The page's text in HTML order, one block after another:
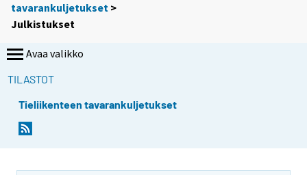
tavarankuljetukset >
Julkistukset
Avaa valikko
TILASTOT
Tieliikenteen tavarankuljetukset